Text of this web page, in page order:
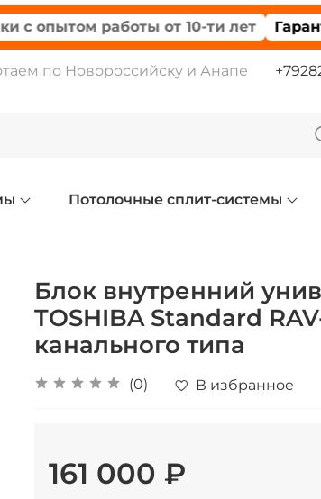
работы от 10-ти лет Гарантия
по Новороссийску и Анапе
Потолочные сплит-системы
Блок внутренний
TOSHIBA Standard
канального типа
(0) В избранное
161 000 ₽